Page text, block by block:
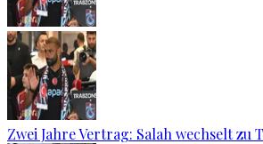
Zwei Jahre Vertrag: Salah wechselt zu